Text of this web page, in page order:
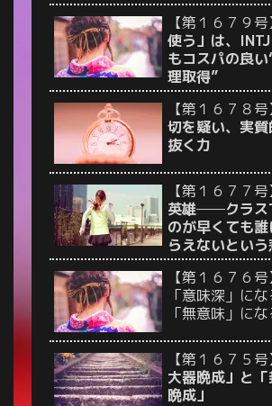
【第１６７９号
使う」は、
もコスパの良
理取得”
【第１６７８号
切を疑い、実
抜く力
【第１６７７号
英雄──クラス
のが早くても
らえないという
【第１６７６
「意味深」にな
「無意味」に
【第１６７５号
大器晩成」と
晩成」